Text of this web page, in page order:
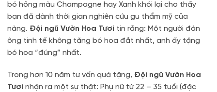
bó hồng màu Champagne hay Xanh khói lại cho thấy
bạn đã dành thời gian nghiên cứu gu thẩm mỹ của
nàng. Đội ngũ Vườn Hoa Tươi tin rằng: Một người đàn
ông tinh tế không tặng bó hoa đắt nhất, anh ấy tặng
bó hoa “đúng” nhất.
Trong hơn 10 năm tư vấn quà tặng, Đội ngũ Vườn Hoa
Tươi nhận ra một sự thật: Phụ nữ từ 22 – 35 tuổi (đặc